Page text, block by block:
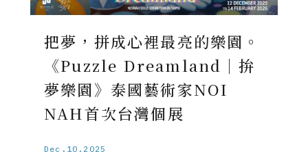
把夢，拼成心裡最亮的樂園。
《Puzzle Dreamland｜拚
夢樂園》泰國藝術家NOI
NAH首次台灣個展
Dec.10.2025